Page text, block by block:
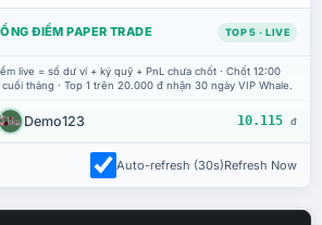
ĐIỂM PAPER TRADE TOP 5 · LIVE
live = số dư ví + ký quỹ + PnL chưa chốt · Chốt 12:00
tháng · Top 1 trên 20.000 đ nhận 30 ngày VIP Whale.
Demo123 10.115 đ
Auto-refresh (30s)Refresh Now